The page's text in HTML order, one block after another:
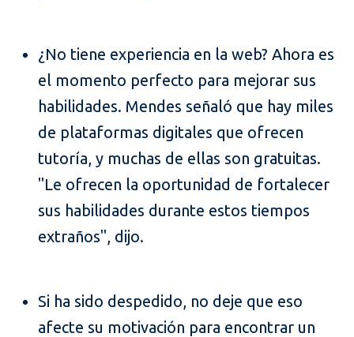
¿No tiene experiencia en la web? Ahora es
el momento perfecto para mejorar sus
habilidades. Mendes señaló que hay miles
de plataformas digitales que ofrecen
tutoría, y muchas de ellas son gratuitas.
"Le ofrecen la oportunidad de fortalecer
sus habilidades durante estos tiempos
extraños", dijo.
Si ha sido despedido, no deje que eso
afecte su motivación para encontrar un